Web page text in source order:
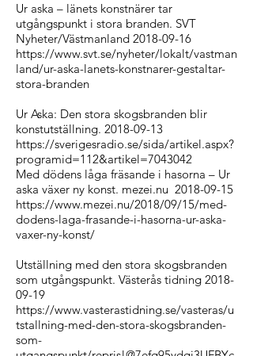
Ur aska – länets konstnärer tar
utgångspunkt i stora branden. SVT
Nyheter/Västmanland 2018-09-16
https://www.svt.se/nyheter/lokalt/vastman
land/ur-aska-lanets-konstnarer-gestaltar-
stora-branden
Ur Aska: Den stora skogsbranden blir
konstutställning. 2018-09-13
https://sverigesradio.se/sida/artikel.aspx?
programid=112&artikel=7043042
Med dödens låga fräsande i hasorna – Ur
aska växer ny konst. mezei.nu 2018-09-15
https://www.mezei.nu/2018/09/15/med-
dodens-laga-frasande-i-hasorna-ur-aska-
vaxer-ny-konst/
Utställning med den stora skogsbranden
som utgångspunkt. Västerås tidning 2018-
09-19
https://www.vasterastidning.se/vasteras/u
tstallning-med-den-stora-skogsbranden-
som-